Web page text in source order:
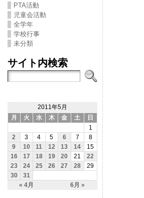
PTA活動
児童会活動
全学年
学校行事
未分類
サイト内検索
2011年5月
月
火 水 木 金 土 日
« 4月 6月 »
1
2
3 4 5 6 7
8
9
10 11 12 13 14
15
16
17 18 19 20 21
22
23
24 25 26 27 28
29
30
31